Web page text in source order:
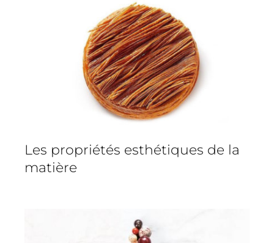
Les propriétés esthétiques de la
matière